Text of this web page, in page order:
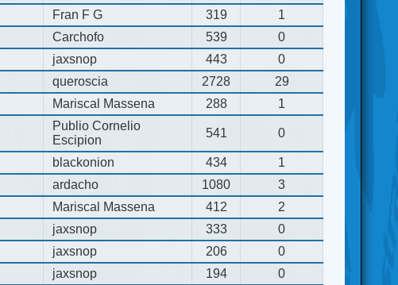
Fran F G 319
1
Carchofo 539
0
jaxsnop 443
0
queroscia 2728
29
Mariscal Massena 288 1
Publio Cornelio
Escipion
541 0
blackonion 434
1
ardacho 1080
3
Mariscal Massena 412
2
jaxsnop 333
0
jaxsnop 206
0
jaxsnop 194
0